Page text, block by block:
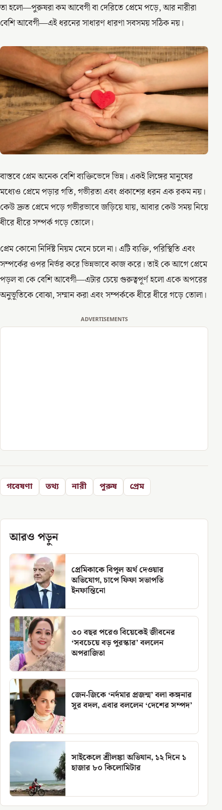
তা হলো—পুরুষরা কম আবেগী বা দেরিতে প্রেমে পড়ে, আর নারীরা
বেশি আবেগী—এই ধরনের সাধারণ ধারণা সবসময় সঠিক নয়।
বাস্তবে প্রেম অনেক বেশি ব্যক্তিভেদে ভিন্ন। একই লিঙ্গের মানুষের
মধ্যেও প্রেমে পড়ার গতি, গভীরতা এবং প্রকাশের ধরন এক রকম নয়।
কেউ দ্রুত প্রেমে পড়ে গভীরভাবে জড়িয়ে যায়, আবার কেউ সময় নিয়ে
ধীরে ধীরে সম্পর্ক গড়ে তোলে।
প্রেম কোনো নির্দিষ্ট নিয়ম মেনে চলে না। এটি ব্যক্তি, পরিস্থিতি এবং
সম্পর্কের ওপর নির্ভর করে ভিন্নভাবে কাজ করে। তাই কে আগে প্রেমে
পড়ল বা কে বেশি আবেগী—এটার চেয়ে গুরুত্বপূর্ণ হলো একে অপরের
অনুভূতিকে বোঝা, সম্মান করা এবং সম্পর্ককে ধীরে ধীরে গড়ে তোলা।
ADVERTISEMENTS
গবেষণা তথ্য নারী পুরুষ প্রেম
আরও পড়ুন
প্রেমিকাকে বিপুল অর্থ দেওয়ার
অভিযোগ, চাপে ফিফা সভাপতি
ইনফান্তিনো
৩০ বছর পরেও বিয়েকেই জীবনের
‘সবচেয়ে বড় পুরস্কার’ বললেন
অপরাজিতা
জেন-জিকে ‘নর্দমার প্রজন্ম’ বলা কঙ্গনার
সুর বদল, এবার বললেন ‘দেশের সম্পদ’
সাইকেলে শ্রীলঙ্কা অভিযান, ১২ দিনে ১
হাজার ৮০ কিলোমিটার